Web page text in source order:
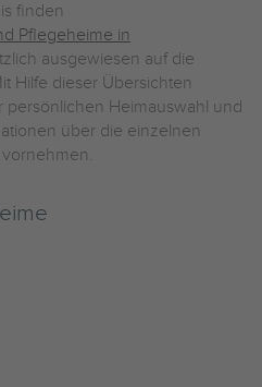
finden
Pflegeheime in
ausgewiesen auf die
Hilfe dieser Übersichten
persönlichen Heimauswahl und
über die einzelnen